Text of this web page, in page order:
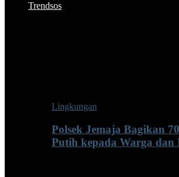
Trendsos
Lingkungan
Polsek Jemaja Bagikan
Putih kepada Warga dan